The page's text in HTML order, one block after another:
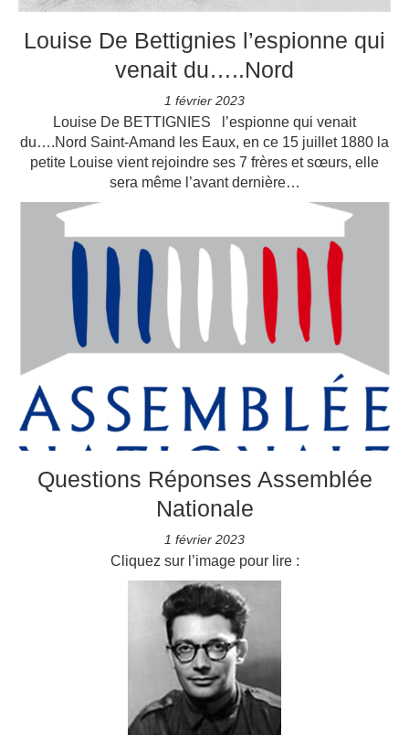
Louise De Bettignies l’espionne qui
venait du…..Nord
1 février 2023
Louise De BETTIGNIES l’espionne qui venait
du….Nord Saint-Amand les Eaux, en ce 15 juillet 1880 la
petite Louise vient rejoindre ses 7 frères et sœurs, elle
sera même l’avant dernière…
Questions Réponses Assemblée
Nationale
1 février 2023
Cliquez sur l’image pour lire :